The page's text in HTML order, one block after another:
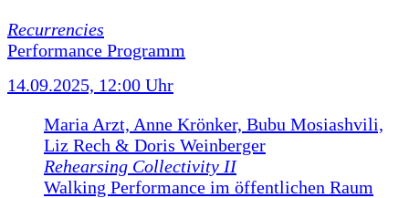
Recurrencies
Performance Programm
14.09.2025, 12:00 Uhr
Maria Arzt, Anne Krönker, Bubu Mosiashvili,
Liz Rech & Doris Weinberger
Rehearsing Collectivity II
Walking Performance im öffentlichen Raum